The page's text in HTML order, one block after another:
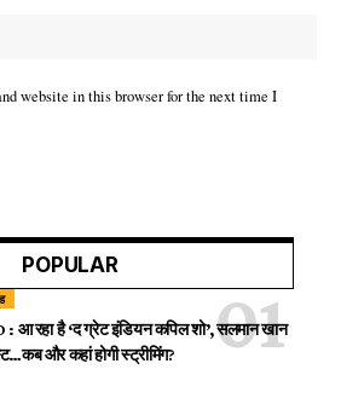
website in this browser for the next time I
POPULAR
: आ रहा है ‘द ग्रेट इंडियन कपिल शो’, सलमान खान
और कहां होगी स्ट्रीमिंग?